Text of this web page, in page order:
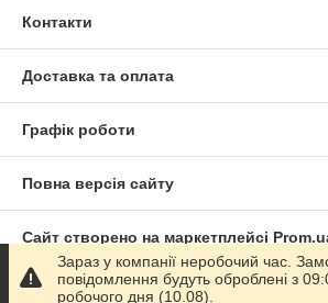
Контакти
Доставка та оплата
Графік роботи
Повна версія сайту
Сайт створено на маркетплейсі
Політика конфіденційності
Зараз у компанії неробочий час.
повідомлення будуть оброблені з
робочого дня (10.08).